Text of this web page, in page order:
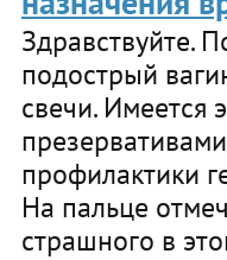
Здравствуйте.
подострый
свечи. Имеется
профилактики
На пальце
страшного в